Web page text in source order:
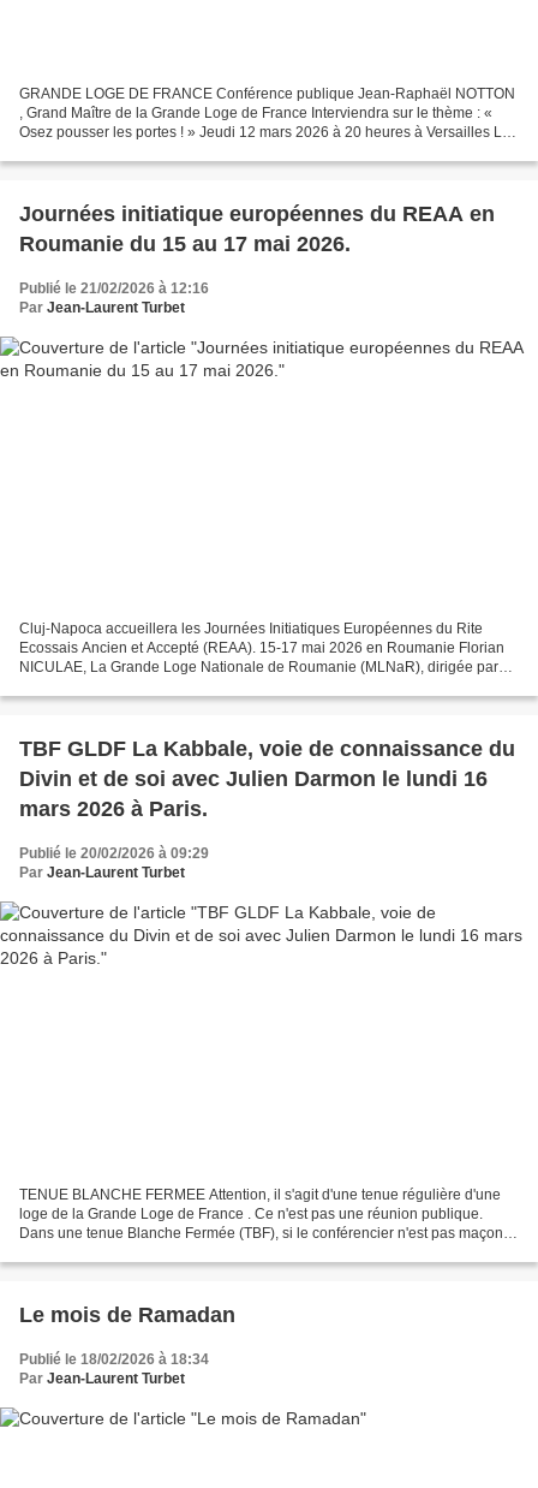
GRANDE LOGE DE FRANCE Conférence publique Jean-Raphaël NOTTON
, Grand Maître de la Grande Loge de France Interviendra sur le thème : «
Osez pousser les portes ! » Jeudi 12 mars 2026 à 20 heures à Versailles Le
Journées initiatique européennes du REAA en
Roumanie du 15 au 17 mai 2026.
Publié le 21/02/2026 à 12:16
Par Jean-Laurent Turbet
Cluj-Napoca accueillera les Journées Initiatiques Européennes du Rite
Ecossais Ancien et Accepté (REAA). 15-17 mai 2026 en Roumanie Florian
NICULAE, La Grande Loge Nationale de Roumanie (MLNaR), dirigée par
TBF GLDF La Kabbale, voie de connaissance du
Divin et de soi avec Julien Darmon le lundi 16
mars 2026 à Paris.
Publié le 20/02/2026 à 09:29
Par Jean-Laurent Turbet
TENUE BLANCHE FERMEE Attention, il s'agit d'une tenue régulière d'une
loge de la Grande Loge de France . Ce n'est pas une réunion publique.
Dans une tenue Blanche Fermée (TBF), si le conférencier n'est pas maçon
Le mois de Ramadan
Publié le 18/02/2026 à 18:34
Par Jean-Laurent Turbet